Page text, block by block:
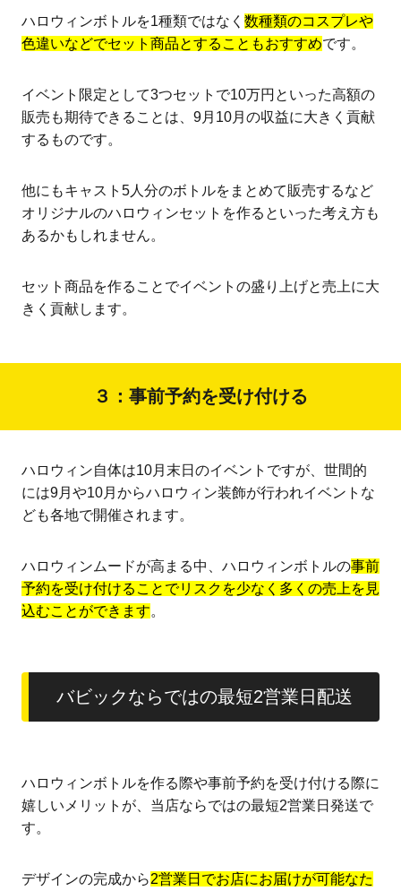
ハロウィンボトルを1種類ではなく 数種類のコスプレや
色違いなどでセット商品とすることもおすすめです。
イベント限定として3つセットで10万円といった高額の
販売も期待できることは、9月10月の収益に大きく貢献
するものです。
他にもキャスト5人分のボトルをまとめて販売するなど
オリジナルのハロウィンセットを作るといった考え方も
あるかもしれません。
セット商品を作ることでイベントの盛り上げと売上に大
きく貢献します。
３：事前予約を受け付ける
ハロウィン自体は10月末日のイベントですが、世間的
には9月や10月からハロウィン装飾が行われイベントな
ども各地で開催されます。
ハロウィンムードが高まる中、ハロウィンボトルの事前
予約を受け付けることでリスクを少なく多くの売上を見
込むことができます。
バビックならではの最短2営業日配送
ハロウィンボトルを作る際や事前予約を受け付ける際に
嬉しいメリットが、当店ならではの最短2営業日発送で
す。
デザインの完成から2営業日でお店にお届けが可能なた